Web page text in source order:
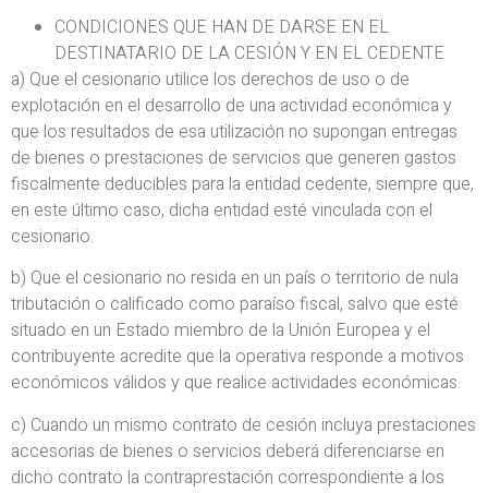
CONDICIONES QUE HAN DE DARSE EN EL
DESTINATARIO DE LA CESIÓN Y EN EL CEDENTE
a) Que el cesionario utilice los derechos de uso o de
explotación en el desarrollo de una actividad económica y
que los resultados de esa utilización no supongan entregas
de bienes o prestaciones de servicios que generen gastos
fiscalmente deducibles para la entidad cedente, siempre que,
en este último caso, dicha entidad esté vinculada con el
cesionario.
b) Que el cesionario no resida en un país o territorio de nula
tributación o calificado como paraíso fiscal, salvo que esté
situado en un Estado miembro de la Unión Europea y el
contribuyente acredite que la operativa responde a motivos
económicos válidos y que realice actividades económicas.
c) Cuando un mismo contrato de cesión incluya prestaciones
accesorias de bienes o servicios deberá diferenciarse en
dicho contrato la contraprestación correspondiente a los